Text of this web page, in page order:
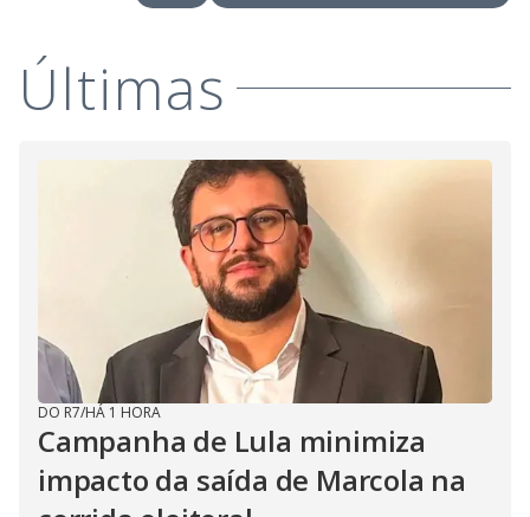
Últimas
DO R7/HÁ 1 HORA
Campanha de Lula minimiza
impacto da saída de Marcola na